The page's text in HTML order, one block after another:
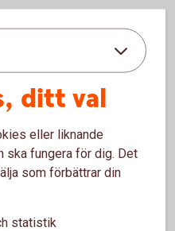
följer. Utöver
så påverkas ETF:ens
du en årlig
med ETF:er
ditt val
eller liknande
ska fungera för dig. Det
som förbättrar din
statistik